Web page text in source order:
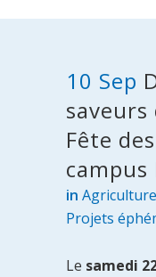
10 Sep
Fête
campus
in
Projets
Le samedi